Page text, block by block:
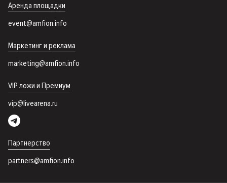
Аренда площадки
event@amfion.info
Маркетинг и реклама
marketing@amfion.info
VIP ложи и Премиум
vip@livearena.ru
Партнерство
partners@amfion.info